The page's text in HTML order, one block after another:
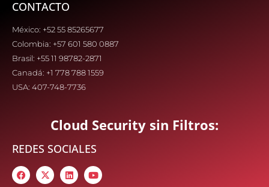
CONTACTO
México: +52 55 85265677
Colombia: +57 601 580 0887
Brasil: +55 11 98782-2871
Canadá: +1 778 788 1559
USA: 407-748-7736
Cloud Security sin Filtros:
REDES SOCIALES